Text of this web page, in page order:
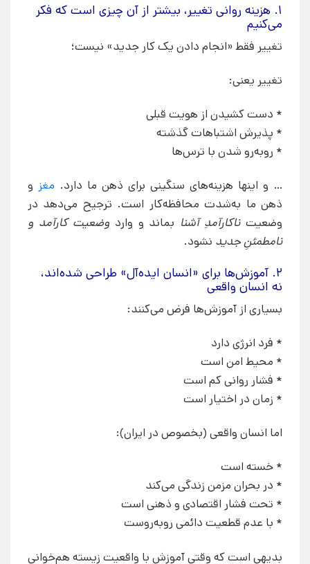
۱. هزینه روانی تغییر، بیشتر از آن چیزی است که فکر
می‌کنیم
تغییر فقط «انجام دادن یک کار جدید» نیست؛
تغییر یعنی:
* دست کشیدن از هویت قبلی
* پذیرش اشتباهات گذشته
* روبه‌رو شدن با ترس‌ها
… و اینها هزینه‌های سنگینی برای ذهن ما دارد. مغز و
ذهن ما به‌شدت محافظه‌کار است. ترجیح می‌دهد در
وضعیتناکارآمدِ آشنا بماند و وارد وضعیت کارآمد و
نامطمئنِ جدید نشود.
۲. آموزش‌ها برای «انسان ایده‌آل» طراحی شده‌اند،
نه انسان واقعی
بسیاری از آموزش‌ها فرض می‌کنند:
* فرد انرژی دارد
* محیط امن است
* فشار روانی کم است
* زمان در اختیار است
اما انسان واقعی (بخصوص در ایران):
* خسته است
* در بحران مزمن زندگی می‌کند
* تحت فشار اقتصادی و ذهنی است
* با عدم قطعیت دائمی روبه‌روست
بدیهی است که وقتی آموزش با واقعیت زیسته هم‌خوانی